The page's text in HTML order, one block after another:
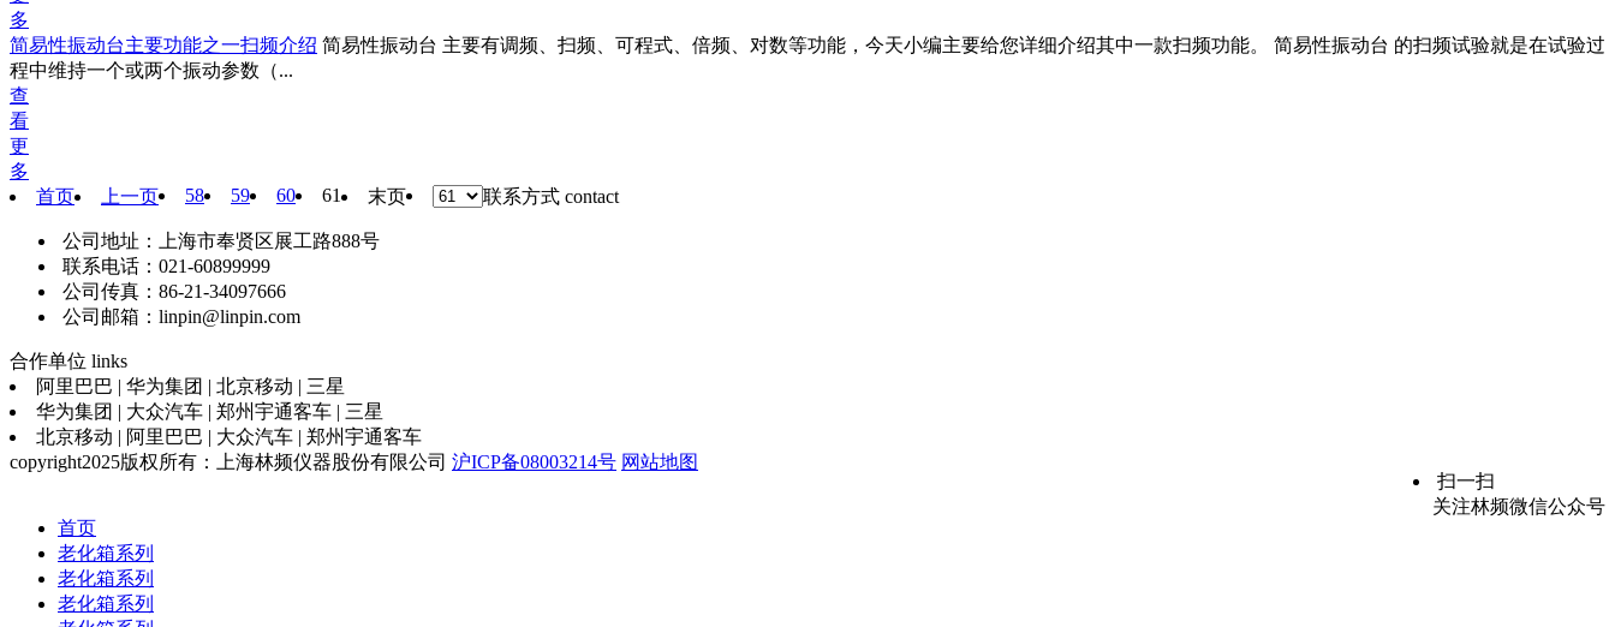
多
简易性振动台主要功能之一扫频介绍 简易性振动台 主要有调频、扫频、可程式、倍频、对数等功能，今天小编主要给您详细介绍其中一款扫频功能。 简易性振动台 的扫频试验就是在试验过
程中维持一个或两个振动参数（...
查
看
更
多
首页
上一页 58 59 60 61 末页 联系方式 contact
公司地址：上海市奉贤区展工路888号
联系电话：021-60899999
公司传真：86-21-34097666
公司邮箱：linpin@linpin.com
合作单位 links
阿里巴巴 | 华为集团 | 北京移动 | 三星
华为集团 | 大众汽车 | 郑州宇通客车 | 三星
北京移动 | 阿里巴巴 | 大众汽车 | 郑州宇通客车
扫一扫
关注林频微信公众号
copyright2025版权所有：上海林频仪器股份有限公司 沪ICP备08003214号 网站地图
首页
老化箱系列
老化箱系列
老化箱系列